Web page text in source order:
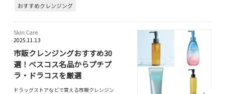
おすすめクレンジング
Skin Care
2025.11.13
市販クレンジングおすすめ30
選！ベスコス名品からプチプ
ラ・ドラコスを厳選
ドラッグストアなどで買える市販クレンジン